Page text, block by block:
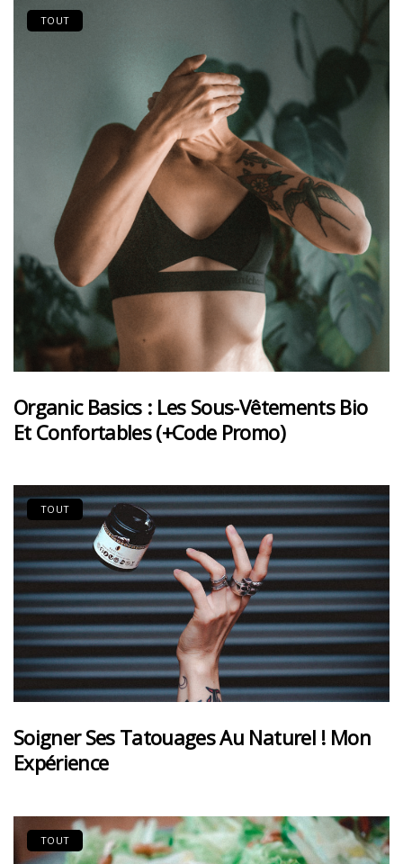
TOUT
Organic Basics : Les Sous-Vêtements Bio
Et Confortables (+code Promo)
TOUT
Soigner Ses Tatouages Au Naturel ! Mon
Expérience
TOUT